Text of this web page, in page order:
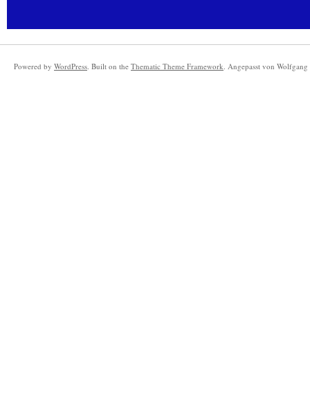
Powered by WordPress. Built on the Thematic Theme Framework. Angepasst von